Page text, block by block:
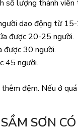
số lượng thành viên
dao động từ
được 20-25 người.
được 30 người.
45 người.
đệm. Nếu ở
SƠN